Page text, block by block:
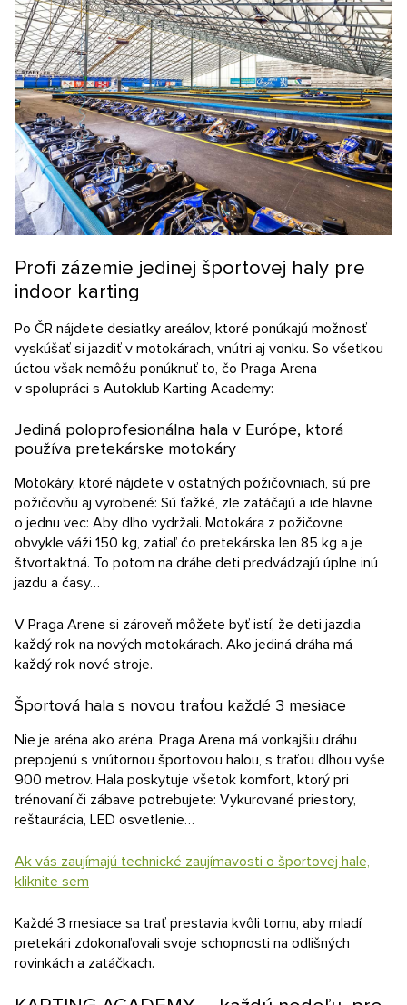
Profi zázemie jedinej športovej haly pre
indoor karting
Po ČR nájdete desiatky areálov, ktoré ponúkajú možnosť
vyskúšať si jazdiť v motokárach, vnútri aj vonku. So všetkou
úctou však nemôžu ponúknuť to, čo Praga Arena
v spolupráci s Autoklub Karting Academy:
Jediná poloprofesionálna hala v Európe, ktorá
používa pretekárske motokáry
Motokáry, ktoré nájdete v ostatných požičovniach, sú pre
požičovňu aj vyrobené: Sú ťažké, zle zatáčajú a ide hlavne
o jednu vec: Aby dlho vydržali. Motokára z požičovne
obvykle váži 150 kg, zatiaľ čo pretekárska len 85 kg a je
štvortaktná. To potom na dráhe deti predvádzajú úplne inú
jazdu a časy…
V Praga Arene si zároveň môžete byť istí, že deti jazdia
každý rok na nových motokárach. Ako jediná dráha má
každý rok nové stroje.
Športová hala s novou traťou každé 3 mesiace
Nie je aréna ako aréna. Praga Arena má vonkajšiu dráhu
prepojenú s vnútornou športovou halou, s traťou dlhou vyše
900 metrov. Hala poskytuje všetok komfort, ktorý pri
trénovaní či zábave potrebujete: Vykurované priestory,
reštaurácia, LED osvetlenie…
Ak vás zaujímajú technické zaujímavosti o športovej hale,
kliknite sem
Každé 3 mesiace sa trať prestavia kvôli tomu, aby mladí
pretekári zdokonaľovali svoje schopnosti na odlišných
rovinkách a zatáčkach.